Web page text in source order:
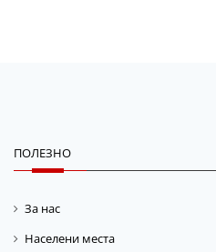
ПОЛЕЗНО
За нас
Населени места